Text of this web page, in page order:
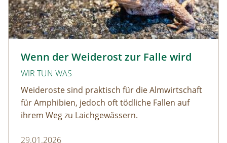
Wenn der Weiderost zur Falle wird
WIR TUN WAS
Weideroste sind praktisch für die Almwirtschaft
für Amphibien, jedoch oft tödliche Fallen auf
ihrem Weg zu Laichgewässern.
29.01.2026